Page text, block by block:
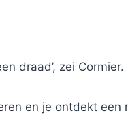
draad’, zei Cormier.
en je ontdekt een